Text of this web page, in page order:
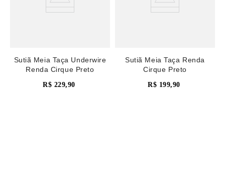
Sutiã Meia Taça Underwire
Renda Cirque Preto
R$ 229,90
Sutiã Meia Taça Renda
Cirque Preto
R$ 199,90